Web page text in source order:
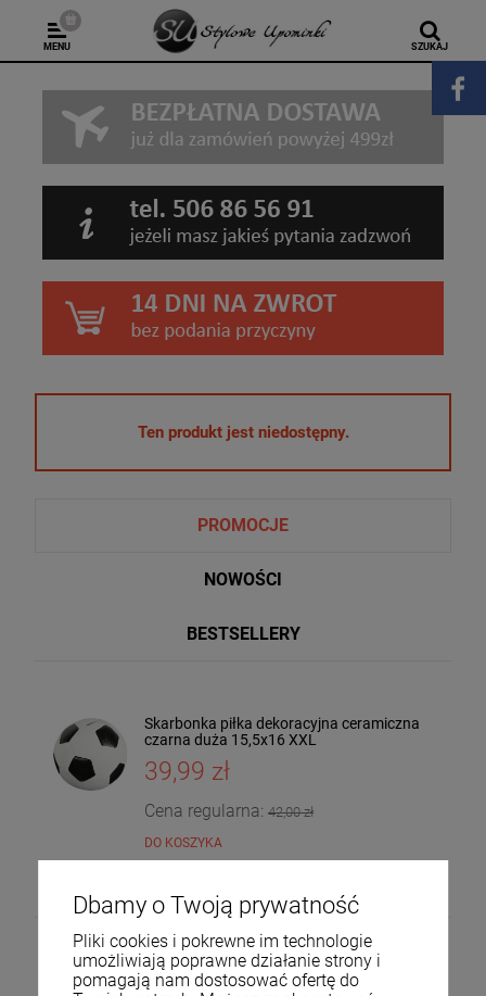
MENU SZUKAJ
Ten produkt jest niedostępny.
PROMOCJE
NOWOŚCI
BESTSELLERY
Skarbonka piłka dekoracyjna ceramiczna
czarna duża 15,5x16 XXL
39,99 zł
Cena regularna: 42,00 zł
DO KOSZYKA
Taca dekoracyjna drewniana drzewo
mango 4x30x20 185559
36,00 zł
DO KOSZYKA
Dbamy o Twoją prywatność
Pliki cookies i pokrewne im technologie
umożliwiają poprawne działanie strony i
pomagają nam dostosować ofertę do